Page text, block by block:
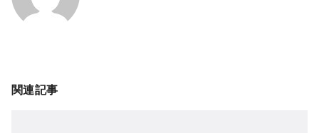
関連記事